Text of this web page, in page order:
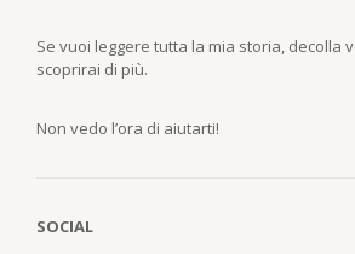
Se vuoi leggere tutta la mia storia, decolla
scoprirai di più.
Non vedo l’ora di aiutarti!
SOCIAL